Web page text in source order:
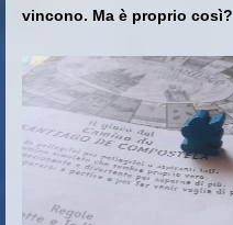
vincono. Ma è proprio così?